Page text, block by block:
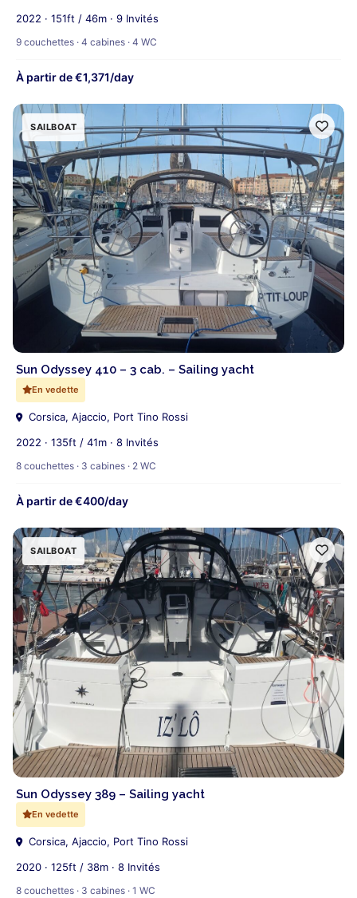
2022 · 151ft / 46m · 9 Invités
9 couchettes · 4 cabines · 4 WC
À partir de €1,371/day
SAILBOAT
Sun Odyssey 410 – 3 cab. – Sailing yacht
En vedette
Corsica, Ajaccio, Port Tino Rossi
2022 · 135ft / 41m · 8 Invités
8 couchettes · 3 cabines · 2 WC
À partir de €400/day
SAILBOAT
Sun Odyssey 389 – Sailing yacht
En vedette
Corsica, Ajaccio, Port Tino Rossi
2020 · 125ft / 38m · 8 Invités
8 couchettes · 3 cabines · 1 WC